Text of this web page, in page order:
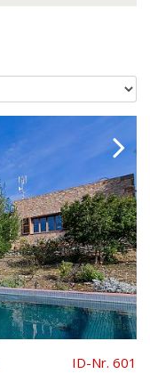
ID-Nr. 601